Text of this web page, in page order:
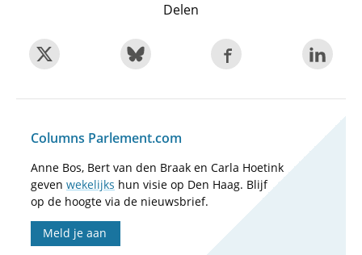
Delen
Columns Parlement.com
Anne Bos, Bert van den Braak en Carla Hoetink
geven wekelijks hun visie op Den Haag. Blijf
op de hoogte via de nieuwsbrief.
Meld je aan